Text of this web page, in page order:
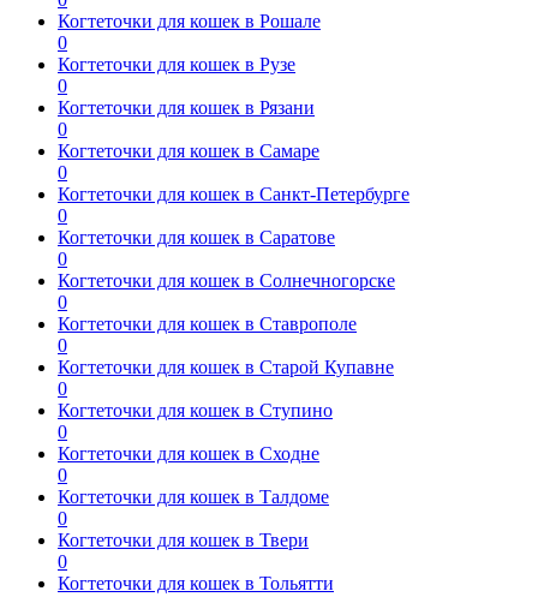
Когтеточки для кошек в Рошале
0
Когтеточки для кошек в Рузе
0
Когтеточки для кошек в Рязани
0
Когтеточки для кошек в Самаре
0
Когтеточки для кошек в Санкт-Петербурге
0
Когтеточки для кошек в Саратове
0
Когтеточки для кошек в Солнечногорске
0
Когтеточки для кошек в Ставрополе
0
Когтеточки для кошек в Старой Купавне
0
Когтеточки для кошек в Ступино
0
Когтеточки для кошек в Сходне
0
Когтеточки для кошек в Талдоме
0
Когтеточки для кошек в Твери
0
Когтеточки для кошек в Тольятти